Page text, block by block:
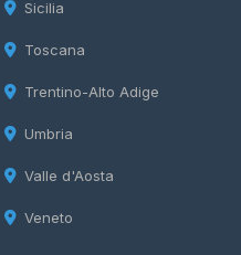
Sicilia
Toscana
Trentino-Alto Adige
Umbria
Valle d'Aosta
Veneto